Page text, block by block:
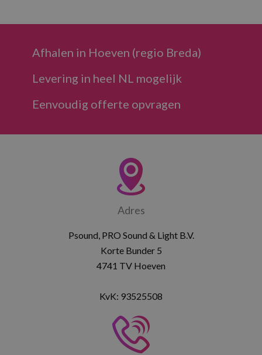
Afhalen in Hoeven (regio Breda)
Levering in heel NL mogelijk
Eenvoudig offerte opvragen
Adres
Psound, PRO Sound & Light B.V.
Korte Bunder 5
4741 TV Hoeven
KvK: 93525508